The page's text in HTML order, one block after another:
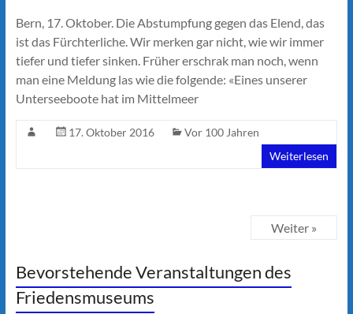
Bern, 17. Oktober. Die Abstumpfung gegen das Elend, das
ist das Fürchterliche. Wir merken gar nicht, wie wir immer
tiefer und tiefer sinken. Früher erschrak man noch, wenn
man eine Meldung las wie die folgende: «Eines unserer
Unterseeboote hat im Mittelmeer
17. Oktober 2016
Vor 100 Jahren
Weiterlesen
Weiter »
Bevorstehende Veranstaltungen des
Friedensmuseums